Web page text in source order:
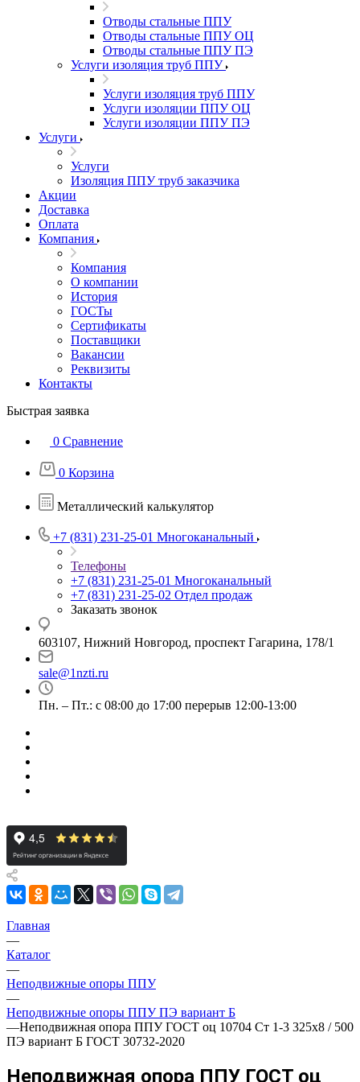
Отводы стальные ППУ
Отводы стальные ППУ ОЦ
Отводы стальные ППУ ПЭ
Услуги изоляция труб ППУ
Услуги изоляция труб ППУ
Услуги изоляции ППУ ОЦ
Услуги изоляции ППУ ПЭ
Услуги
Услуги
Изоляция ППУ труб заказчика
Акции
Доставка
Оплата
Компания
Компания
О компании
История
ГОСТы
Сертификаты
Поставщики
Вакансии
Реквизиты
Контакты
Быстрая заявка
0 Сравнение
0 Корзина
Металлический калькулятор
+7 (831) 231-25-01 Многоканальный
Телефоны
+7 (831) 231-25-01 Многоканальный
+7 (831) 231-25-02 Отдел продаж
Заказать звонок
603107, Нижний Новгород, проспект Гагарина, 178/1
sale@1nzti.ru
Пн. – Пт.: с 08:00 до 17:00 перерыв 12:00-13:00
Главная
—
Каталог
—
Неподвижные опоры ППУ
—
Неподвижные опоры ППУ ПЭ вариант Б
—Неподвижная опора ППУ ГОСТ оц 10704 Ст 1-3 325x8 / 500
ПЭ вариант Б ГОСТ 30732-2020
Неподвижная опора ППУ ГОСТ оц